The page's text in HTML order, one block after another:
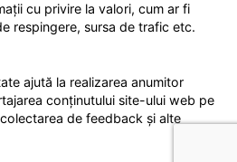
cu privire la valori, cum ar fi
respingere, sursa de trafic etc.
ajută la realizarea anumitor
conținutului site-ului web pe
de feedback și alte